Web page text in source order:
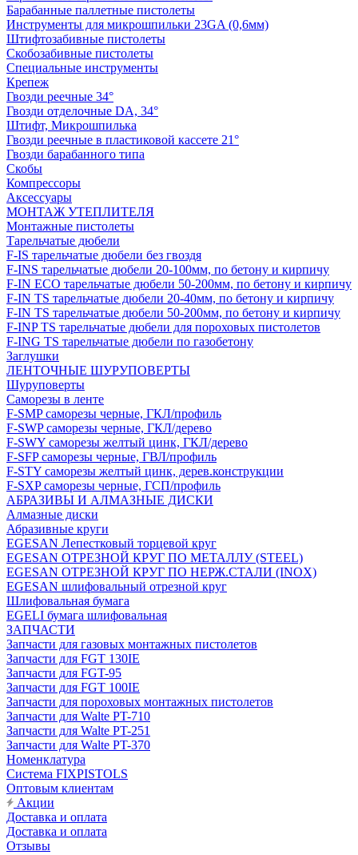
Барабанные паллетные пистолеты
Инструменты для микрошпильки 23GA (0,6мм)
Штифтозабивные пистолеты
Скобозабивные пистолеты
Специальные инструменты
Крепеж
Гвозди реечные 34°
Гвозди отделочные DA, 34°
Штифт, Микрошпилька
Гвозди реечные в пластиковой кассете 21°
Гвозди барабанного типа
Скобы
Компрессоры
Аксессуары
МОНТАЖ УТЕПЛИТЕЛЯ
Монтажные пистолеты
Тарельчатые дюбели
F-IS тарельчатые дюбели без гвоздя
F-INS тарельчатые дюбели 20-100мм, по бетону и кирпичу
F-IN ECO тарельчатые дюбели 50-200мм, по бетону и кирпичу
F-IN TS тарельчатые дюбели 20-40мм, по бетону и кирпичу
F-IN TS тарельчатые дюбели 50-200мм, по бетону и кирпичу
F-INP TS тарельчатые дюбели для пороховых пистолетов
F-ING TS тарельчатые дюбели по газобетону
Заглушки
ЛЕНТОЧНЫЕ ШУРУПОВЕРТЫ
Шуруповерты
Саморезы в ленте
F-SMP саморезы черные, ГКЛ/профиль
F-SWP саморезы черные, ГКЛ/дерево
F-SWY саморезы желтый цинк, ГКЛ/дерево
F-SFP саморезы черные, ГВЛ/профиль
F-STY саморезы желтый цинк, дерев.конструкции
F-SXP саморезы черные, ГСП/профиль
АБРАЗИВЫ И АЛМАЗНЫЕ ДИСКИ
Алмазные диски
Абразивные круги
EGESAN Лепестковый торцевой круг
EGESAN ОТРЕЗНОЙ КРУГ ПО МЕТАЛЛУ (STEEL)
EGESAN ОТРЕЗНОЙ КРУГ ПО НЕРЖ.СТАЛИ (INOX)
EGESAN шлифовальный отрезной круг
Шлифовальная бумага
EGELI бумага шлифовальная
ЗАПЧАСТИ
Запчасти для газовых монтажных пистолетов
Запчасти для FGT 130IE
Запчасти для FGT-95
Запчасти для FGT 100IE
Запчасти для пороховых монтажных пистолетов
Запчасти для Walte PT-710
Запчасти для Walte PT-251
Запчасти для Walte PT-370
Номенклатура
Система FIXPISTOLS
Оптовым клиентам
Акции
Доставка и оплата
Доставка и оплата
Отзывы